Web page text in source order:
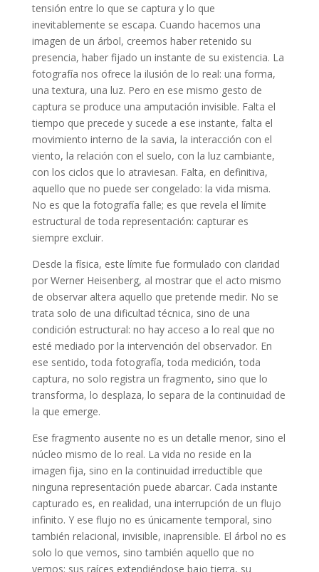
tensión entre lo que se captura y lo que
inevitablemente se escapa. Cuando hacemos una
imagen de un árbol, creemos haber retenido su
presencia, haber fijado un instante de su existencia. La
fotografía nos ofrece la ilusión de lo real: una forma,
una textura, una luz. Pero en ese mismo gesto de
captura se produce una amputación invisible. Falta el
tiempo que precede y sucede a ese instante, falta el
movimiento interno de la savia, la interacción con el
viento, la relación con el suelo, con la luz cambiante,
con los ciclos que lo atraviesan. Falta, en definitiva,
aquello que no puede ser congelado: la vida misma.
No es que la fotografía falle; es que revela el límite
estructural de toda representación: capturar es
siempre excluir.
Desde la física, este límite fue formulado con claridad
por Werner Heisenberg, al mostrar que el acto mismo
de observar altera aquello que pretende medir. No se
trata solo de una dificultad técnica, sino de una
condición estructural: no hay acceso a lo real que no
esté mediado por la intervención del observador. En
ese sentido, toda fotografía, toda medición, toda
captura, no solo registra un fragmento, sino que lo
transforma, lo desplaza, lo separa de la continuidad de
la que emerge.
Ese fragmento ausente no es un detalle menor, sino el
núcleo mismo de lo real. La vida no reside en la
imagen fija, sino en la continuidad irreductible que
ninguna representación puede abarcar. Cada instante
capturado es, en realidad, una interrupción de un flujo
infinito. Y ese flujo no es únicamente temporal, sino
también relacional, invisible, inaprensible. El árbol no es
solo lo que vemos, sino también aquello que no
vemos: sus raíces extendiéndose bajo tierra, su